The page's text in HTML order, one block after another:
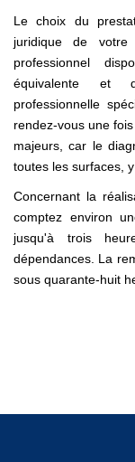
Le choix du
juridique de votre
professionnel
équivalente et
professionnelle
rendez-vous une
majeurs, car le
toutes les surfaces,
Concernant la
comptez environ
jusqu'à trois
dépendances. La
sous quarante-huit